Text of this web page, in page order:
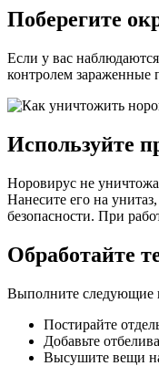
Поберегите
Если у вас
контролем зараженные
Используйте
Норовирус не
Нанесите его на
безопасности. При
Обработайте
Выполните следующие
Постирайте
Добавьте
Высушите вещи